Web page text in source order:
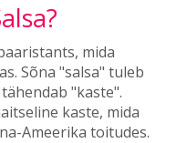
mida
Sõna "salsa" tuleb
"kaste".
kaste, mida
Ameerika toitudes.